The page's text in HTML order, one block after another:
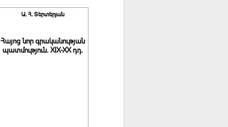
Ա. Հ. Տերտերյան
Հայոց նոր գրականության
պատմություն. XIX-XX դդ.